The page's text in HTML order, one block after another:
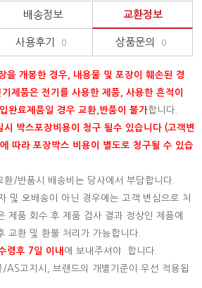
배송정보 교환정보
사용후기 0 상품문의 0
을 개봉한 경우, 내용물 및 포장이 훼손된 경
제품은 전기를 사용한 제품, 사용한 흔적이
완료제품일 경우 교환,반품이 불가합니다.
박스포장비용이 청구 될수 있습니다 (고객변
따라 포장박스 비용이 별도로 청구될 수 있습
/반품시 배송비는 당사에서 부담합니다.
및 오배송이 아닌 경우에는 고객 변심으로 처
제품 회수 후 제품 검사 결과 정상인 제품에
교환 및 환불 처리가 가능합니다.
령후 7일 이내 에 보내주셔야 합니다.
AS고지시, 브랜드의 개별기준이 우선 적용됩